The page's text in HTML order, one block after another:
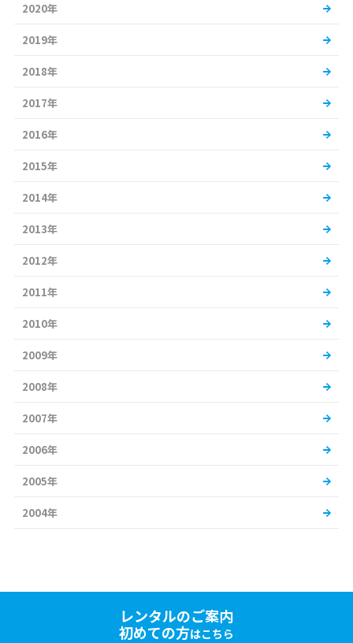
2020年
2019年
2018年
2017年
2016年
2015年
2014年
2013年
2012年
2011年
2010年
2009年
2008年
2007年
2006年
2005年
2004年
レンタルのご案内
初めての方はこちら